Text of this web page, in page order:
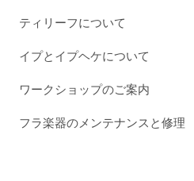
ティリーフについて
イプとイプヘケについて
ワークショップのご案内
フラ楽器のメンテナンスと修理